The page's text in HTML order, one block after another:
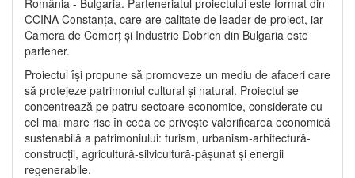
CCINA Constanța, care are calitate de leader de proiect, iar
Camera de Comerț și Industrie Dobrich din Bulgaria este
partener.
Proiectul își propune să promoveze un mediu de afaceri care
să protejeze patrimoniul cultural și natural. Proiectul se
concentrează pe patru sectoare economice, considerate cu
cel mai mare risc în ceea ce privește valorificarea economică
sustenabilă a patrimoniului: turism, urbanism-arhitectură-
construcții, agricultură-silvicultură-pășunat și energii
regenerabile.